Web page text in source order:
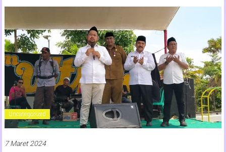
Timur
Media
Online
Jawa
Timur
Uncategorized
7 Maret 2024